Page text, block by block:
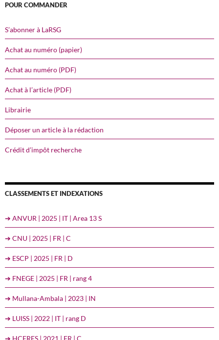
POUR COMMANDER
S’abonner à LaRSG
Achat au numéro (papier)
Achat au numéro (PDF)
Achat à l’article (PDF)
Librairie
Déposer un article à la rédaction
Crédit d’impôt recherche
CLASSEMENTS ET INDEXATIONS
➔ ANVUR | 2025 | IT | Area 13 S
➔ CNU | 2025 | FR | C
➔ ESCP | 2025 | FR | D
➔ FNEGE | 2025 | FR | rang 4
➔ Mullana-Ambala | 2023 | IN
➔ LUISS | 2022 | IT | rang D
➔ HCERES | 2021 | FR | C